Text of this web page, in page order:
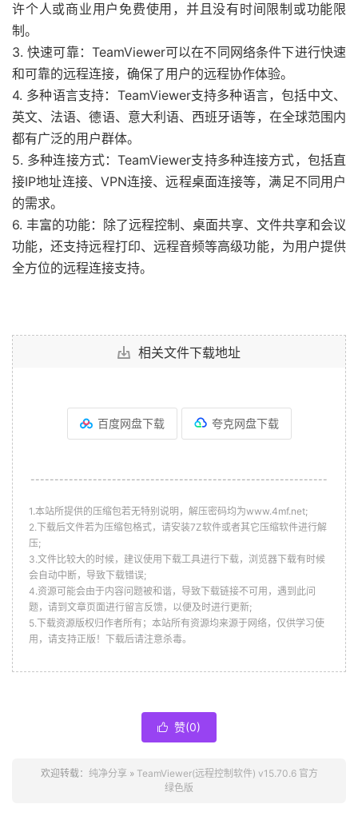
许个人或商业用户免费使用，并且没有时间限制或功能限
制。
3. 快速可靠：TeamViewer可以在不同网络条件下进行快速
和可靠的远程连接，确保了用户的远程协作体验。
4. 多种语言支持：TeamViewer支持多种语言，包括中文、
英文、法语、德语、意大利语、西班牙语等，在全球范围内
都有广泛的用户群体。
5. 多种连接方式：TeamViewer支持多种连接方式，包括直
接IP地址连接、VPN连接、远程桌面连接等，满足不同用户
的需求。
6. 丰富的功能：除了远程控制、桌面共享、文件共享和会议
功能，还支持远程打印、远程音频等高级功能，为用户提供
全方位的远程连接支持。
相关文件下载地址
百度网盘下载 夸克网盘下载
--------------------------------------------------------------
1.本站所提供的压缩包若无特别说明，解压密码均为www.4mf.net;
2.下载后文件若为压缩包格式，请安装7Z软件或者其它压缩软件进行解
压;
3.文件比较大的时候，建议使用下载工具进行下载，浏览器下载有时候
会自动中断，导致下载错误;
4.资源可能会由于内容问题被和谐，导致下载链接不可用，遇到此问
题，请到文章页面进行留言反馈，以便及时进行更新;
5.下载资源版权归作者所有；本站所有资源均来源于网络，仅供学习使
用，请支持正版！下载后请注意杀毒。
 赞(0)
欢迎转载： 纯净分享 » TeamViewer(远程控制软件) v15.70.6 官方
绿色版